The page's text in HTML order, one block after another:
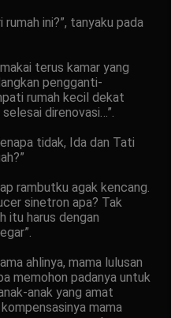
ini?”, tanyaku pada
terus kamar yang
pengganti-
rumah kecil dekat
direnovasi…”.
tidak, Ida dan Tati
rambutku agak kencang.
sinetron apa? Tak
itu harus dengan
ahlinya, mama lulusan
memohon padanya untuk
anak yang amat
mama